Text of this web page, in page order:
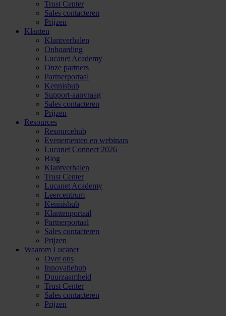
Trust Center
Sales contacteren
Prijzen
Klanten
Klantverhalen
Onboarding
Lucanet Academy
Onze partners
Partnerportaal
Kennishub
Support-aanvraag
Sales contacteren
Prijzen
Resources
Resourcehub
Evenementen en webinars
Lucanet Connect 2026
Blog
Klantverhalen
Trust Center
Lucanet Academy
Leercentrum
Kennishub
Klantenportaal
Partnerportaal
Sales contacteren
Prijzen
Waarom Lucanet
Over ons
Innovatiehub
Duurzaamheid
Trust Center
Sales contacteren
Prijzen